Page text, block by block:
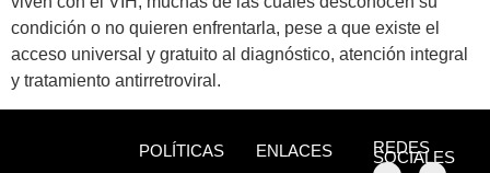
Atractivos
Moyobamba, está
lleno de atractivos
condición o no quieren enfrentarla, pese a que existe el
acceso universal y gratuito al diagnóstico, atención integral
y tratamiento antirretroviral.
POLÍTICAS
ENLACES
REDES
SOCIALES